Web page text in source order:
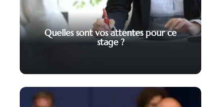
Quelles sont vos attentes pour ce
stage ?